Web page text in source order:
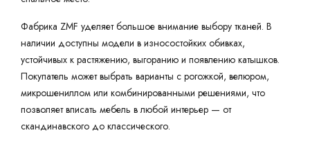
Фабрика ZMF уделяет большое внимание выбору тканей. В
наличии доступны модели в износостойких обивках,
устойчивых к растяжению, выгоранию и появлению катышков.
Покупатель может выбрать варианты с рогожкой, велюром,
микрошениллом или комбинированными решениями, что
позволяет вписать мебель в любой интерьер — от
скандинавского до классического.